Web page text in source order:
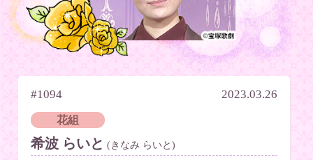
#1094 2023.03.26
花組
希波 らいと (きなみ らいと)